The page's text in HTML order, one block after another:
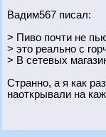
Вадим567 писал:
> Пиво почти не
> это реально с
> В сетевых
Странно, а я как
наоткрывали на